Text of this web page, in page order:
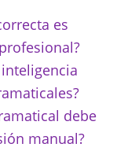
es
debe
manual?